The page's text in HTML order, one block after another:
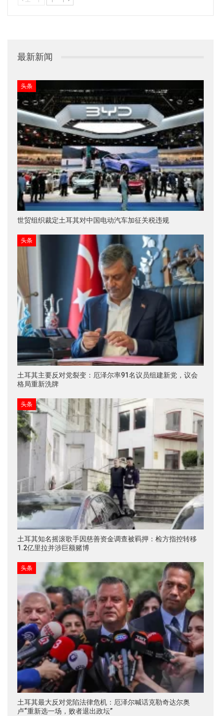
最新新闻
头条
世贸组织裁定土耳其对中国电动汽车加征关税违规
头条
土耳其主要反对党裂变：厄泽尔率91名议员组建新党，议会
格局重新洗牌
头条
土耳其知名摇滚歌手因慈善资金调查被羁押：检方指控转移
1.2亿里拉并涉巨额赌博
头条
土耳其最大反对党陷法律危机：厄泽尔喊话克勒奇达尔奥
卢“重新选一场，败者退出政坛”